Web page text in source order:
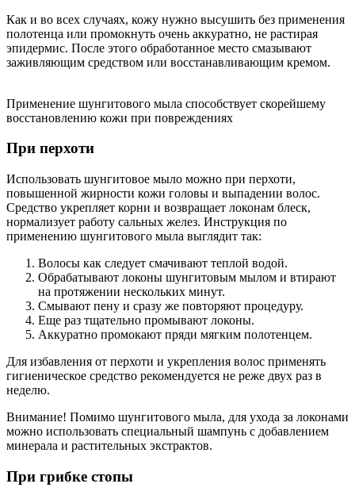
Как и во всех случаях, кожу нужно высушить без применения
полотенца или промокнуть очень аккуратно, не растирая
эпидермис. После этого обработанное место смазывают
заживляющим средством или восстанавливающим кремом.
Применение шунгитового мыла способствует скорейшему
восстановлению кожи при повреждениях
При перхоти
Использовать шунгитовое мыло можно при перхоти,
повышенной жирности кожи головы и выпадении волос.
Средство укрепляет корни и возвращает локонам блеск,
нормализует работу сальных желез. Инструкция по
применению шунгитового мыла выглядит так:
Волосы как следует смачивают теплой водой.
Обрабатывают локоны шунгитовым мылом и втирают
на протяжении нескольких минут.
Смывают пену и сразу же повторяют процедуру.
Еще раз тщательно промывают локоны.
Аккуратно промокают пряди мягким полотенцем.
Для избавления от перхоти и укрепления волос применять
гигиеническое средство рекомендуется не реже двух раз в
неделю.
Внимание! Помимо шунгитового мыла, для ухода за локонами
можно использовать специальный шампунь с добавлением
минерала и растительных экстрактов.
При грибке стопы